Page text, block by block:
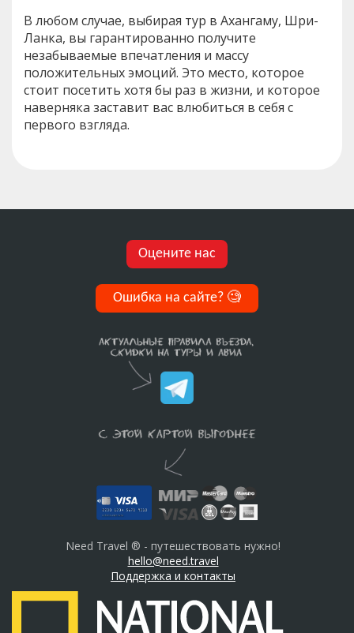
В любом случае, выбирая тур в Ахангаму, Шри-
Ланка, вы гарантированно получите
незабываемые впечатления и массу
положительных эмоций. Это место, которое
стоит посетить хотя бы раз в жизни, и которое
наверняка заставит вас влюбиться в себя с
первого взгляда.
Оцените нас
Ошибка на сайте? 🧐
Need Travel ® - путешествовать нужно!
hello@need.travel
Поддержка и контакты